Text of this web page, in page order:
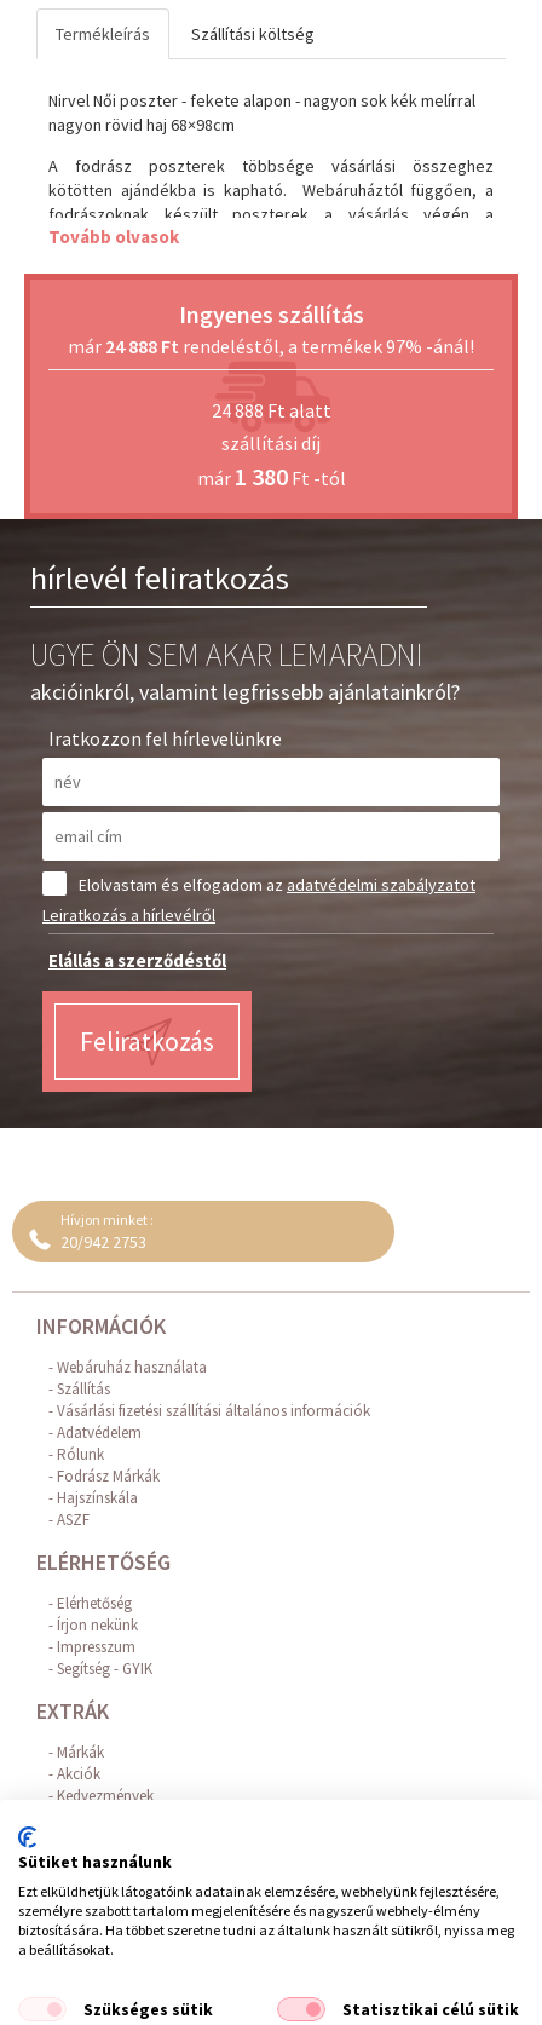
Termékleírás Szállítási költség
Nirvel Női poszter - fekete alapon - nagyon sok kék melírral
nagyon rövid haj 68×98cm
A fodrász poszterek többsége vásárlási összeghez
kötötten ajándékba is kapható. Webáruháztól függően, a
fodrászoknak készült poszterek a vásárlás végén a
kosárban, a választható ajándék termékeknél, a szükséges
Amennyiben a webáruház rendszere a kosárban, a fodrász
posztereket nem ajánlja fel ajándék termékként, hívja
ügyfélszolgálatunkat, és tájékoztatjuk az ingyenes
lehetőségekről. +36/20/3371605
Tovább olvasok
Ingyenes szállítás
már 24 888 Ft rendeléstől, a termékek 97% -ánál!
24 888 Ft alatt
szállítási díj
már 1 380Ft -tól
hírlevél feliratkozás
UGYE ÖN SEM AKAR LEMARADNI
akcióinkról, valamint legfrissebb ajánlatainkról?
Iratkozzon fel hírlevelünkre
Elolvastam és elfogadom azadatvédelmi szabályzatot
Leiratkozás a hírlevélről
Elállás a szerződéstől
Feliratkozás
Hívjon minket :
20/942 2753
INFORMÁCIÓK
Webáruház használata
Szállítás
Vásárlási fizetési szállítási általános információk
Adatvédelem
Rólunk
Fodrász Márkák
Hajszínskála
ASZF
ELÉRHETŐSÉG
Elérhetőség
Írjon nekünk
Impresszum
Segítség - GYIK
EXTRÁK
Márkák
Akciók
Kedvezmények
FIÓKOM
Belépés / Regisztráció
Hírlevél feliratkozás
Sütiket használunk
Ezt elküldhetjük látogatóink adatainak elemzésére, webhelyünk fejlesztésére,
személyre szabott tartalom megjelenítésére és nagyszerű webhely-élmény
biztosítására. Ha többet szeretne tudni az általunk használt sütikről, nyissa meg
a beállításokat.
Szükséges sütik Statisztikai célú sütik